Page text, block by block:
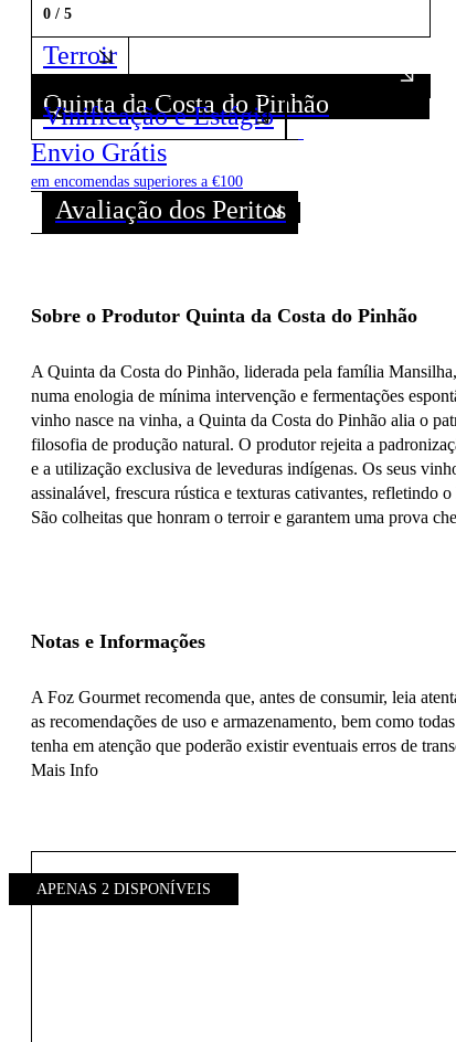
0 / 5
Terroir
Quinta da Costa do Pinhão
Descubra todos os Vinhos deste Produtor!
Vinificação e Estágio
Envio Grátis
em encomendas superiores a €100
Avaliação dos Peritos
Sobre o Produtor Quinta da Costa do Pinhão
A Quinta da Costa do Pinhão, liderada pela família
numa enologia de mínima intervenção e fermentações
vinho nasce na vinha, a Quinta da Costa do Pinhão alia o
filosofia de produção natural. O produtor rejeita a
e a utilização exclusiva de leveduras indígenas. Os seus
assinalável, frescura rústica e texturas cativantes, refletindo
São colheitas que honram o terroir e garantem uma prova
Notas e Informações
A Foz Gourmet recomenda que, antes de consumir, leia
as recomendações de uso e armazenamento, bem como
tenha em atenção que poderão existir eventuais erros de
Mais Info
APENAS 2 DISPONÍVEIS